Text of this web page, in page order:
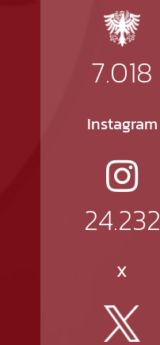
7.018
Instagram
24.232
X